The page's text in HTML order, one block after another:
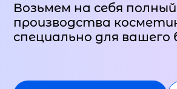
Возьмем на себя
производства
специально для вашего